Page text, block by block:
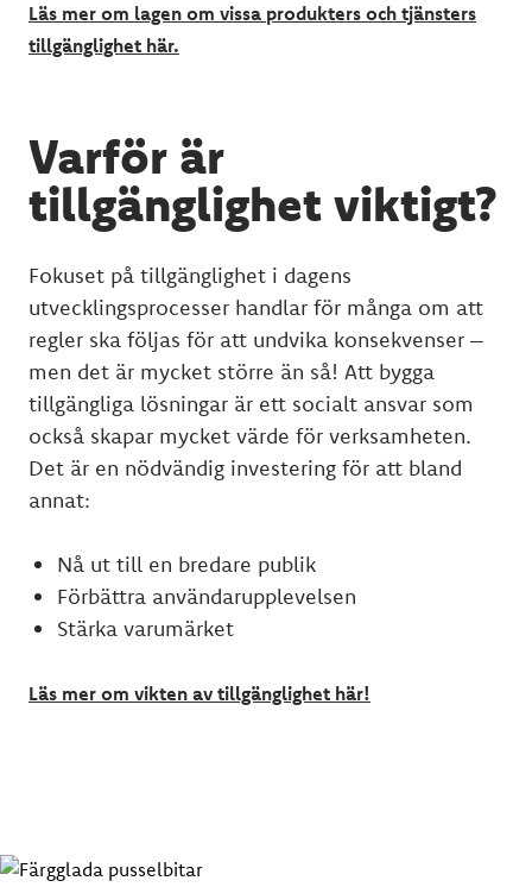
Läs mer om lagen om vissa produkters och tjänsters
tillgänglighet här.
Varför är
tillgänglighet viktigt?
Fokuset på tillgänglighet i dagens
utvecklingsprocesser handlar för många om att
regler ska följas för att undvika konsekvenser –
men det är mycket större än så! Att bygga
tillgängliga lösningar är ett socialt ansvar som
också skapar mycket värde för verksamheten.
Det är en nödvändig investering för att bland
annat:
Nå ut till en bredare publik
Förbättra användarupplevelsen
Stärka varumärket
Läs mer om vikten av tillgänglighet här!